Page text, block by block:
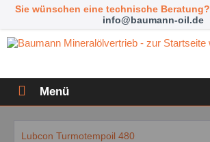
Sie wünschen eine technische Beratung?
info@baumann-oil.de
Menü
Lubcon Turmotempoil 480